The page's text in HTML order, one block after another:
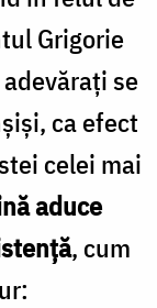
Grigorie
se
ca efect
celei mai
aduce
, cum